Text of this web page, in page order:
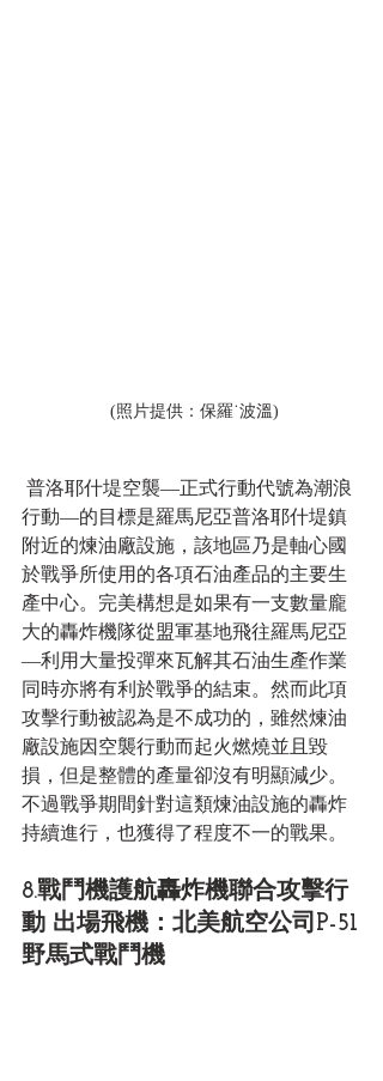
(照片提供：保羅˙波溫)
行動—的目標是羅馬尼亞普洛耶什堤鎮
附近的煉油廠設施，該地區乃是軸心國
於戰爭所使用的各項石油產品的主要生
產中心。完美構想是如果有一支數量龐
大的轟炸機隊從盟軍基地飛往羅馬尼亞
—利用大量投彈來瓦解其石油生產作業
同時亦將有利於戰爭的結束。然而此項
攻擊行動被認為是不成功的，雖然煉油
廠設施因空襲行動而起火燃燒並且毀
損，但是整體的產量卻沒有明顯減少。
不過戰爭期間針對這類煉油設施的轟炸
持續進行，也獲得了程度不一的戰果。
8.戰鬥機護航轟炸機聯合攻擊行
動 出場飛機：北美航空公司P-51
野馬式戰鬥機